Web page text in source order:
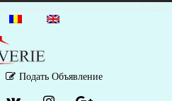
Подать Объявление